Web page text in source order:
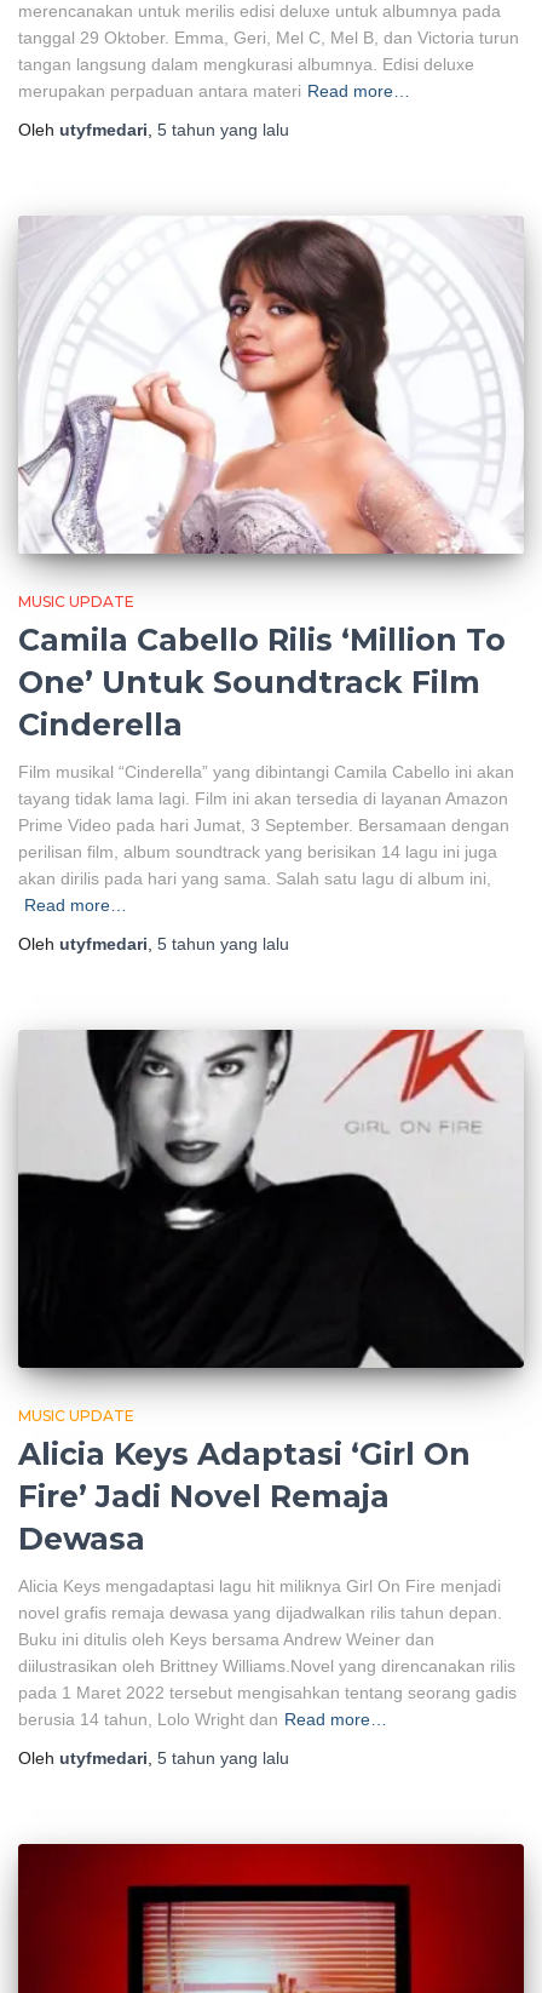
merencanakan untuk merilis edisi deluxe untuk albumnya pada
tanggal 29 Oktober. Emma, Geri, Mel C, Mel B, dan Victoria turun
tangan langsung dalam mengkurasi albumnya. Edisi deluxe
merupakan perpaduan antara materi Read more…
Oleh utyfmedari, 5 tahun yang lalu
MUSIC UPDATE
Camila Cabello Rilis ‘Million To
One’ Untuk Soundtrack Film
Cinderella
Film musikal “Cinderella” yang dibintangi Camila Cabello ini akan
tayang tidak lama lagi. Film ini akan tersedia di layanan Amazon
Prime Video pada hari Jumat, 3 September. Bersamaan dengan
perilisan film, album soundtrack yang berisikan 14 lagu ini juga
akan dirilis pada hari yang sama. Salah satu lagu di album ini,
Read more…
Oleh utyfmedari 5 tahun yang lalu
MUSIC UPDATE
Alicia Keys Adaptasi ‘Girl On
Fire’ Jadi Novel Remaja
Dewasa
Alicia Keys mengadaptasi lagu hit miliknya Girl On Fire menjadi
novel grafis remaja dewasa yang dijadwalkan rilis tahun depan.
Buku ini ditulis oleh Keys bersama Andrew Weiner dan
diilustrasikan oleh Brittney Williams.Novel yang direncanakan rilis
pada 1 Maret 2022 tersebut mengisahkan tentang seorang gadis
berusia 14 tahun, Lolo Wright dan Read more…
Oleh utyfmedari 5 tahun yang lalu